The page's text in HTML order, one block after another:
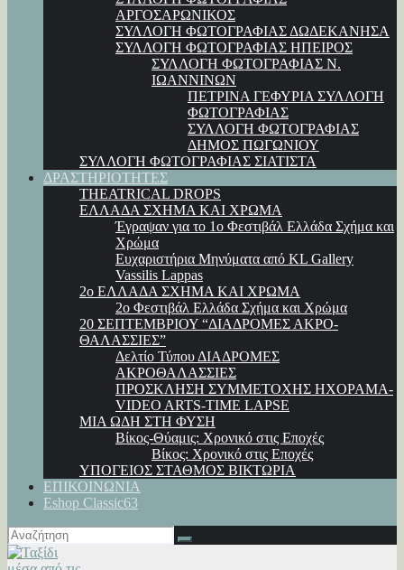
ΑΡΓΟΣΑΡΩΝΙΚΟΣ
ΣΥΛΛΟΓΗ ΦΩΤΟΓΡΑΦΙΑΣ ΔΩΔΕΚΑΝΗΣΑ
ΣΥΛΛΟΓΗ ΦΩΤΟΓΡΑΦΙΑΣ ΗΠΕΙΡΟΣ
ΣΥΛΛΟΓΗ ΦΩΤΟΓΡΑΦΙΑΣ Ν.
ΙΩΑΝΝΙΝΩΝ
ΠΕΤΡΙΝΑ ΓΕΦΥΡΙΑ ΣΥΛΛΟΓΗ
ΦΩΤΟΓΡΑΦΙΑΣ
ΣΥΛΛΟΓΗ ΦΩΤΟΓΡΑΦΙΑΣ
ΔΗΜΟΣ ΠΩΓΩΝΙΟΥ
ΣΥΛΛΟΓΗ ΦΩΤΟΓΡΑΦΙΑΣ ΣΙΑΤΙΣΤΑ
ΔΡΑΣΤΗΡΙΟΤΗΤΕΣ
THEATRICAL DROPS
ΕΛΛΑΔΑ ΣΧΗΜΑ ΚΑΙ ΧΡΩΜΑ
Έγραψαν για το 1ο Φεστιβάλ Ελλάδα Σχήμα και
Χρώμα
Ευχαριστήρια Μηνύματα από KL Gallery
Vassilis Lappas
2ο ΕΛΛΑΔΑ ΣΧΗΜΑ ΚΑΙ ΧΡΩΜΑ
2ο Φεστιβάλ Ελλάδα Σχήμα και Χρώμα
20 ΣΕΠΤΕΜΒΡΙΟΥ “ΔΙΑΔΡΟΜΕΣ ΑΚΡΟ-
ΘΑΛΑΣΣΙΕΣ”
Δελτίο Τύπου ΔΙΑΔΡΟΜΕΣ
ΑΚΡΟΘΑΛΑΣΣΙΕΣ
ΠΡΟΣΚΛΗΣΗ ΣΥΜΜΕΤΟΧΗΣ ΗΧΟΡΑΜΑ-
VIDEO ARTS-TIME LAPSE
ΜΙΑ ΩΔΗ ΣΤΗ ΦΥΣΗ
Βίκος-Θύαμις: Χρονικό στις Εποχές
Βίκος: Χρονικό στις Εποχές
ΥΠΟΓΕΙΟΣ ΣΤΑΘΜΟΣ ΒΙΚΤΩΡΙΑ
ΕΠΙΚΟΙΝΩΝΙΑ
Eshop Classic63